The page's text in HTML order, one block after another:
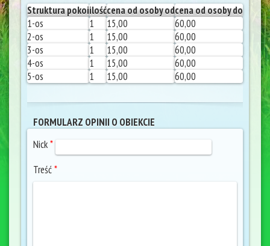
Struktura pokoiilośćcena od osoby odcena od osoby do
1-os
1 15,00
60,00
2-os
1 15,00
60,00
3-os
1 15,00
60,00
4-os
1 15,00
60,00
5-os
1 15,00 60,00
FORMULARZ OPINII O OBIEKCIE
Nick*
Treść*